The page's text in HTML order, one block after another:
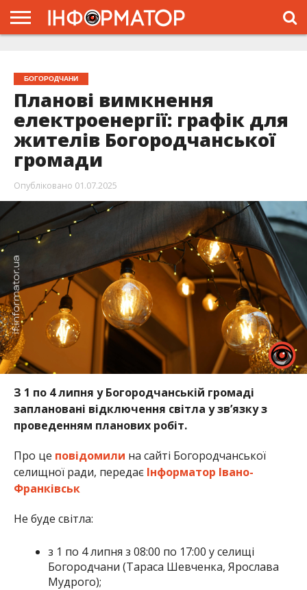
БОГОРОДЧАНИ
Планові вимкнення
електроенергії: графік для
жителів Богородчанської
громади
Опубліковано 01.07.2025
З 1 по 4 липня у Богородчанській громаді
заплановані відключення світла у зв’язку з
проведенням планових робіт.
Про це повідомили на сайті Богородчанської
селищної ради, передаєІнформатор Івано-
Франківськ
Не буде світла:
з 1 по 4 липня з 08:00 по 17:00 у селищі
Богородчани (Тараса Шевченка, Ярослава
Мудрого);